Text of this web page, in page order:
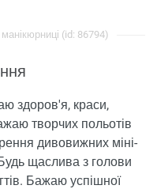
(id: 86794)
здоров'я, краси,
творчих польотів
дивовижних міні-
Будь щаслива з голови
Бажаю успішної